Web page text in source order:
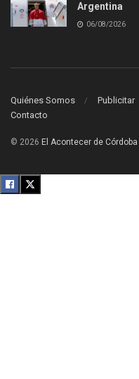
Argentina
06/08/2026
Quiénes Somos Publicitar
Contacto
© 2026 El Acontecer de Córdoba